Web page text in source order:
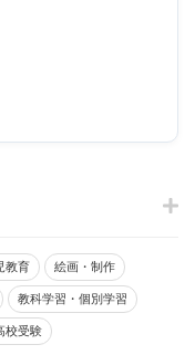
教育 絵画・制作
教科学習・個別学習
校受験